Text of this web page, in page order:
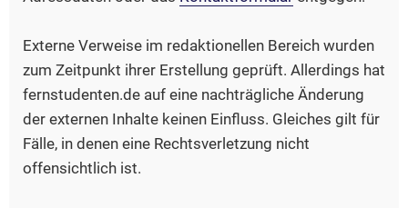
Externe Verweise im redaktionellen Bereich wurden
zum Zeitpunkt ihrer Erstellung geprüft. Allerdings hat
fernstudenten.de auf eine nachträgliche Änderung
der externen Inhalte keinen Einfluss. Gleiches gilt für
Fälle, in denen eine Rechtsverletzung nicht
offensichtlich ist.